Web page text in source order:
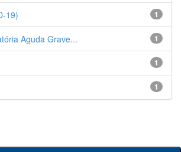
1
19)
1
Aguda Grave...
1
1